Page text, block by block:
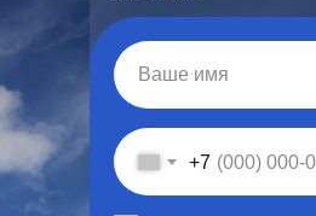
+7